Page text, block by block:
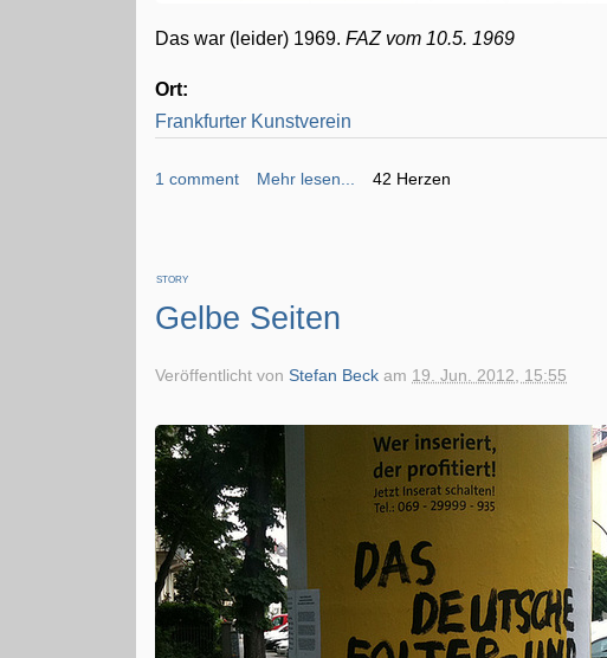
Das war (leider) 1969.FAZ vom 10.5. 1969
Ort:
Frankfurter Kunstverein
1 comment Mehr lesen... 42 Herzen
STORY
Gelbe Seiten
Veröffentlicht vonStefan Beck am 19. Jun. 2012, 15:55